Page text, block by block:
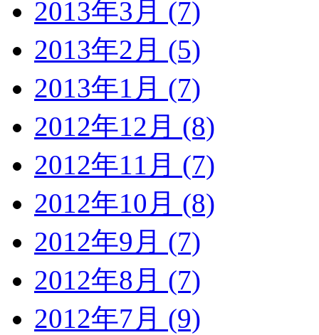
2013年3月 (7)
2013年2月 (5)
2013年1月 (7)
2012年12月 (8)
2012年11月 (7)
2012年10月 (8)
2012年9月 (7)
2012年8月 (7)
2012年7月 (9)